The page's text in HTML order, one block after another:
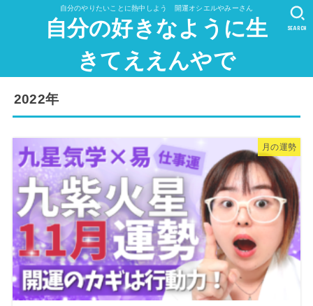
自分のやりたいことに熱中しよう 開運オシエルやみーさん
自分の好きなように生
きてええんやで
SEARCH
2022年
月の運勢